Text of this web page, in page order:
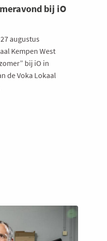
bij iO
augustus
Kempen West
bij iO in
de Voka Lokaal